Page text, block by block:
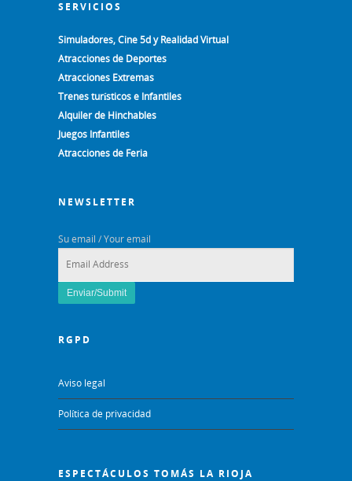
SERVICIOS
Simuladores, Cine 5d y Realidad Virtual
Atracciones de Deportes
Atracciones Extremas
Trenes turísticos e Infantiles
Alquiler de Hinchables
Juegos Infantiles
Atracciones de Feria
NEWSLETTER
Su email / Your email
RGPD
Aviso legal
Política de privacidad
ESPECTÁCULOS TOMÁS LA RIOJA